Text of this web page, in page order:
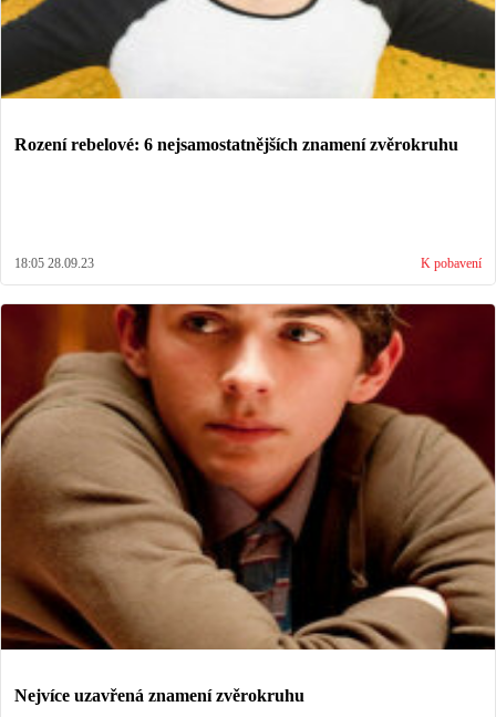
Rození rebelové: 6 nejsamostatnějších znamení zvěrokruhu
18:05 28.09.23 K pobavení
Nejvíce uzavřená znamení zvěrokruhu